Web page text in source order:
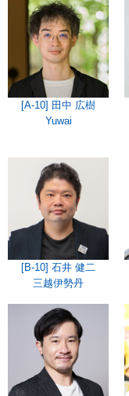
[A-10] 田中 広樹
Yuwai
[B-10] 石井 健二
三越伊勢丹